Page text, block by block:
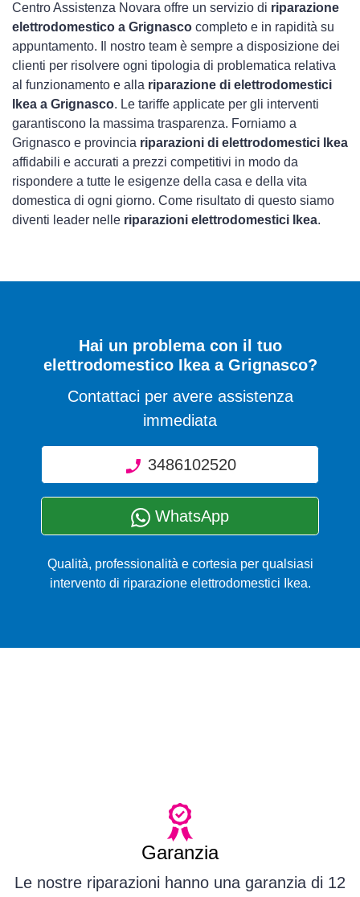
Centro Assistenza Novara offre un servizio di riparazione
elettrodomestico a Grignasco completo e in rapidità su
appuntamento. Il nostro team è sempre a disposizione dei
clienti per risolvere ogni tipologia di problematica relativa
al funzionamento e alla riparazione di elettrodomestici
Ikea a Grignasco. Le tariffe applicate per gli interventi
garantiscono la massima trasparenza. Forniamo a
Grignasco e provincia riparazioni di elettrodomestici Ikea
affidabili e accurati a prezzi competitivi in modo da
rispondere a tutte le esigenze della casa e della vita
domestica di ogni giorno. Come risultato di questo siamo
diventi leader nelle riparazioni elettrodomestici Ikea.
Hai un problema con il tuo
elettrodomestico Ikea a Grignasco?
Contattaci per avere assistenza
immediata
3486102520
WhatsApp
Qualità, professionalità e cortesia per qualsiasi
intervento di riparazione elettrodomestici Ikea.
Garanzia
Le nostre riparazioni hanno una garanzia di 12